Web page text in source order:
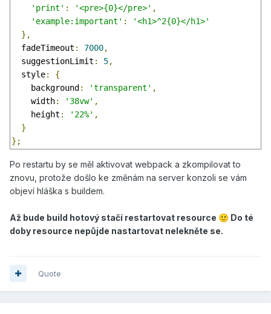
'print' : '<pre>{0}</pre>' ,
'example:important' :
'<h1>^2{0}</h1>'
},
  fadeTimeout
: 7000,
  suggestionLimit
: 5,
  style
:
{
    background
: 'transparent' ,
    width
: '38vw' ,
    height
: '22%' ,
}
};
Po restartu by se měl aktivovat webpack a zkompilovat to
znovu, protože došlo ke změnám na server konzoli se vám
objeví hláška s buildem.
Až bude build hotový stačí restartovat resource 🙂 Do té
doby resource nepůjde nastartovat nelekněte se.
Quote